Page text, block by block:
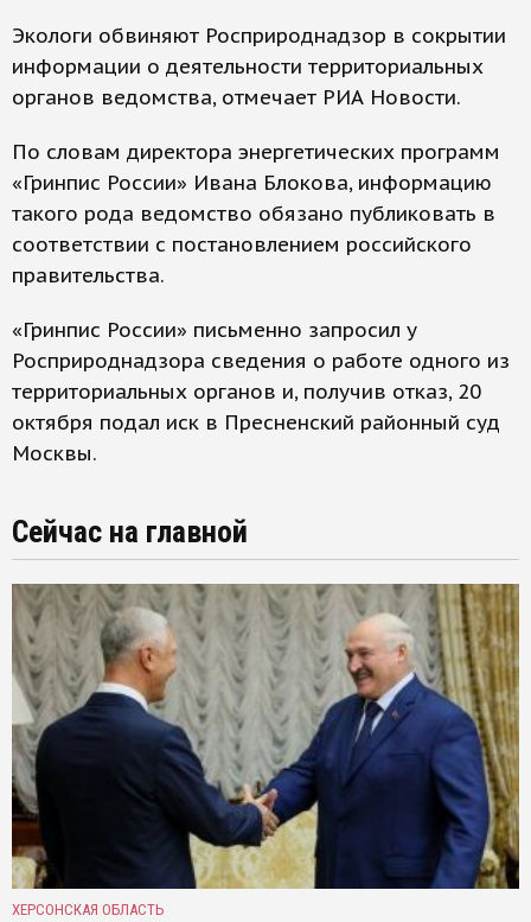
Экологи обвиняют Росприроднадзор в сокрытии
информации о деятельности территориальных
органов ведомства, отмечает РИА Новости.
По словам директора энергетических программ
«Гринпис России» Ивана Блокова, информацию
такого рода ведомство обязано публиковать в
соответствии с постановлением российского
правительства.
«Гринпис России» письменно запросил у
Росприроднадзора сведения о работе одного из
территориальных органов и, получив отказ, 20
октября подал иск в Пресненский районный суд
Москвы.
Сейчас на главной
ХЕРСОНСКАЯ ОБЛАСТЬ